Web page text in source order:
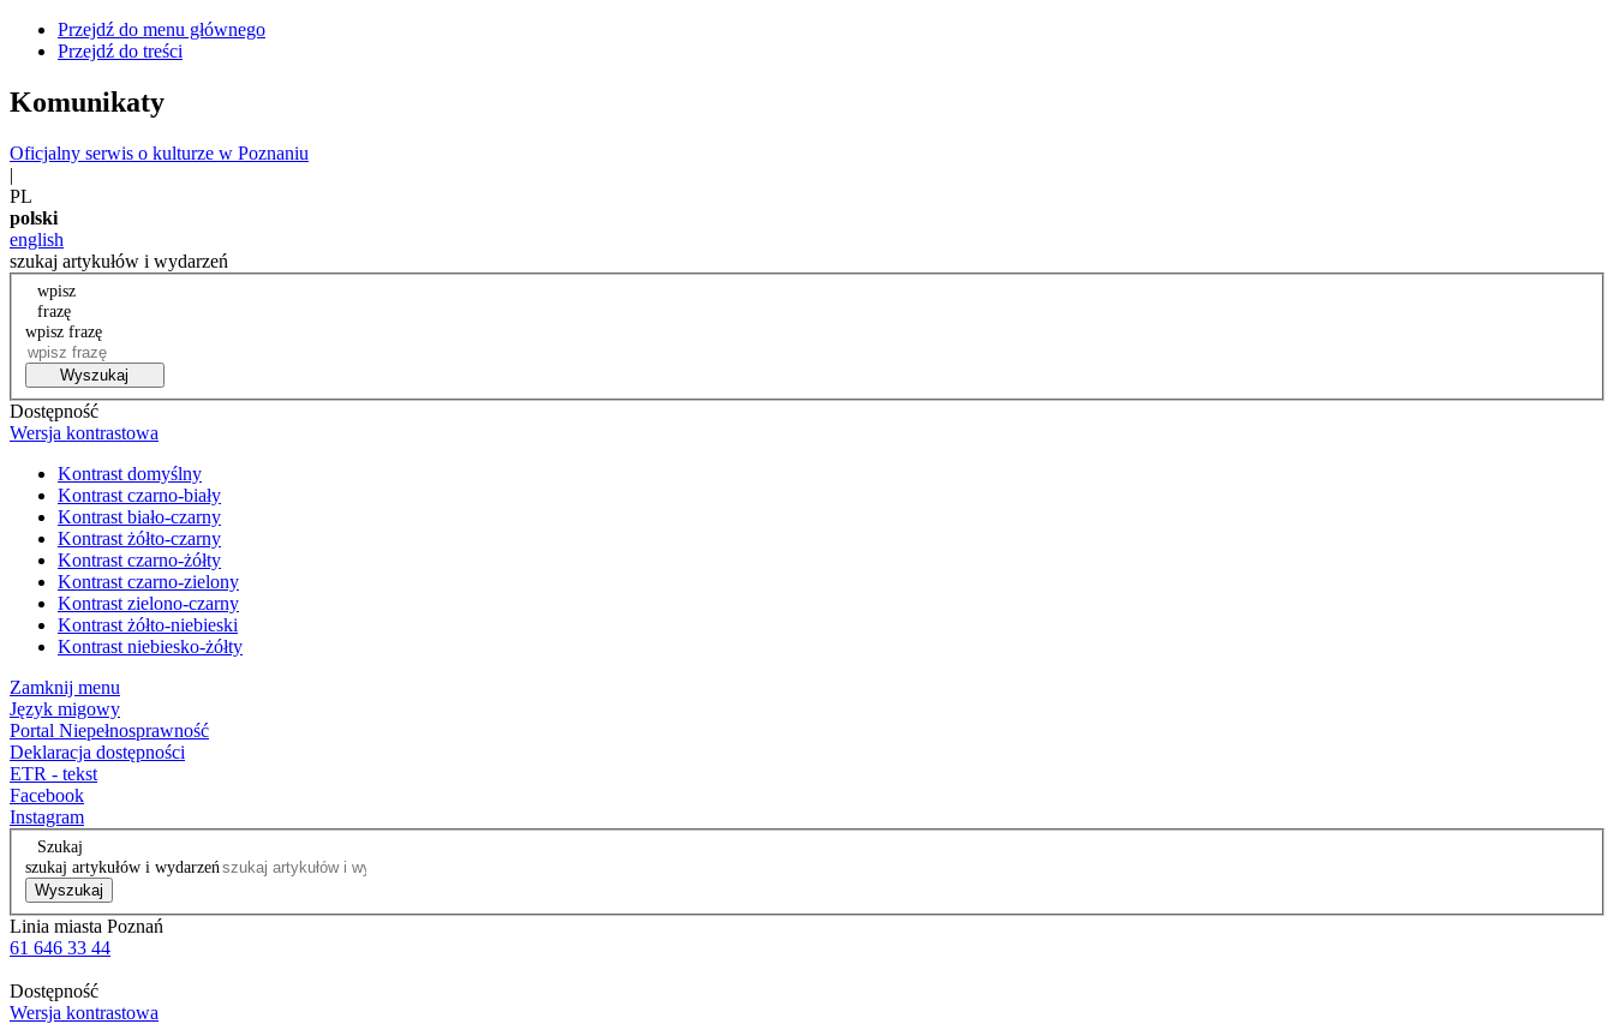
Przejdź do menu głównego
Przejdź do treści
Komunikaty
Oficjalny serwis o kulturze w Poznaniu
|
PL
polski
english
szukaj artykułów i wydarzeń
wpisz
frazę
wpisz frazę
Wyszukaj
Dostępność
Wersja kontrastowa
Kontrast domyślny
Kontrast czarno-biały
Kontrast biało-czarny
Kontrast żółto-czarny
Kontrast czarno-żółty
Kontrast czarno-zielony
Kontrast zielono-czarny
Kontrast żółto-niebieski
Kontrast niebiesko-żółty
Zamknij menu
Język migowy
Portal Niepełnosprawność
Deklaracja dostępności
ETR - tekst
Facebook
Instagram
Szukaj
szukaj artykułów i wydarzeń
Wyszukaj
Linia miasta Poznań
61 646 33 44
Dostępność
Wersja kontrastowa